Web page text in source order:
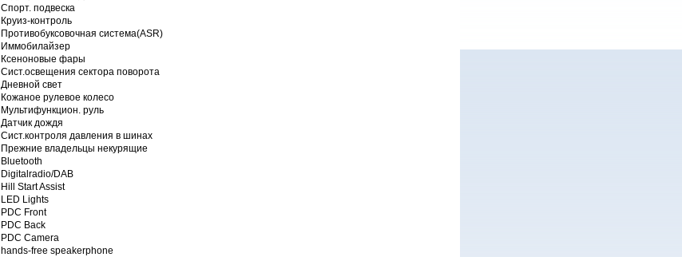
Спорт. подвеска
Круиз-контроль
Противобуксовочная система(ASR)
Иммобилайзер
Ксеноновые фары
Сист.освещения сектора поворота
Дневной свет
Кожаное рулевое колесо
Мультифункцион. руль
Датчик дождя
Сист.контроля давления в шинах
Прежние владельцы некурящие
Bluetooth
Digitalradio/DAB
Hill Start Assist
LED Lights
PDC Front
PDC Back
PDC Camera
hands-free speakerphone